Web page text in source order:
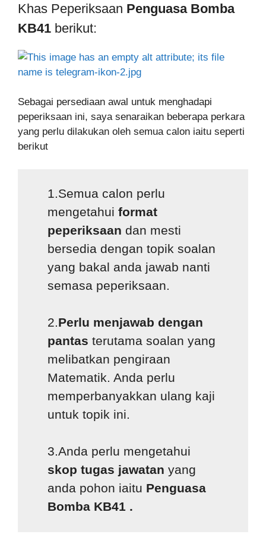
Khas Peperiksaan Penguasa Bomba
KB41 berikut:
Sebagai persediaan awal untuk menghadapi
peperiksaan ini, saya senaraikan beberapa perkara
yang perlu dilakukan oleh semua calon iaitu seperti
berikut
1.Semua calon perlu
mengetahuiformat
peperiksaan dan mesti
bersedia dengan topik soalan
yang bakal anda jawab nanti
semasa peperiksaan.
2.Perlu menjawab dengan
pantas terutama soalan yang
melibatkan pengiraan
Matematik. Anda perlu
memperbanyakkan ulang kaji
untuk topik ini.
3.Anda perlu mengetahui
skop tugas jawatan yang
anda pohon iaitu Penguasa
Bomba KB41 .